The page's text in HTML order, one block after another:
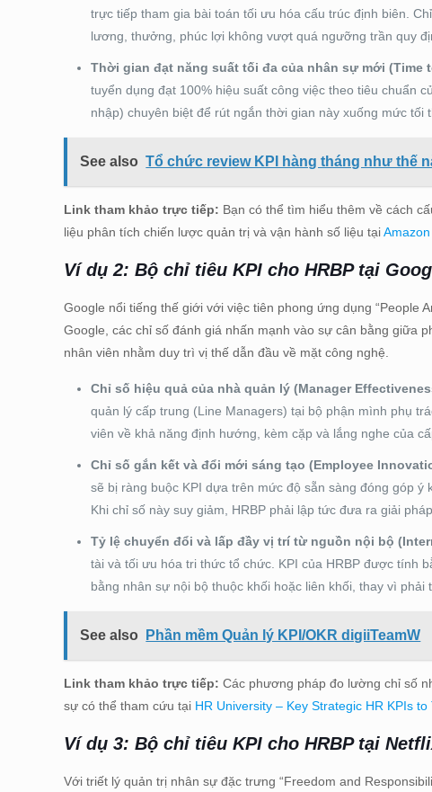
trực tiếp tham gia bài toán tối ưu hóa cấu trúc định biên.
lương, thưởng, phúc lợi không vượt quá ngưỡng trần quy
Thời gian đạt năng suất tối đa của nhân sự mới (Time
tuyển dụng đạt 100% hiệu suất công việc theo tiêu chuẩn
nhập) chuyên biệt để rút ngắn thời gian này xuống mức
See also Tổ chức review KPI hàng tháng như thế
Link tham khảo trực tiếp: Bạn có thể tìm hiểu thêm về cách
liệu phân tích chiến lược quản trị và vận hành số liệu tại
Ví dụ 2: Bộ chỉ tiêu KPI cho HRBP tại
Google nổi tiếng thế giới với việc tiên phong ứng dụng “People
Google, các chỉ số đánh giá nhấn mạnh vào sự cân bằng giữa
nhân viên nhằm duy trì vị thế dẫn đầu về mặt công nghệ.
Chỉ số hiệu quả của nhà quản lý (Manager
quản lý cấp trung (Line Managers) tại bộ phận mình phụ
viên về khả năng định hướng, kèm cặp và lắng nghe của
Chỉ số gắn kết và đổi mới sáng tạo (Employee
sẽ bị ràng buộc KPI dựa trên mức độ sẵn sàng đóng góp ý
Khi chỉ số này suy giảm, HRBP phải lập tức đưa ra giải
Tỷ lệ chuyển đổi và lấp đầy vị trí từ nguồn nội bộ
tài và tối ưu hóa tri thức tổ chức. KPI của HRBP được tính
bằng nhân sự nội bộ thuộc khối hoặc liên khối, thay vì
See also Phần mềm Quản lý KPI/OKR digiiTeamW
Link tham khảo trực tiếp: Các phương pháp đo lường chỉ số
sự có thể tham cứu tại HR University – Key Strategic HR KPIs to
Ví dụ 3: Bộ chỉ tiêu KPI cho HRBP tại
Với triết lý quản trị nhân sự đặc trưng “Freedom and